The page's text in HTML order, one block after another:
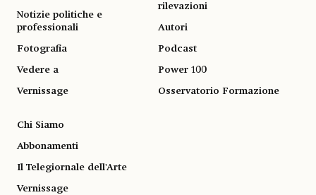
Notizie politiche e
professionali
Fotografia
Vedere a
Vernissage
rilevazioni
Autori
Podcast
Power 100
Osservatorio Formazione
Chi Siamo
Abbonamenti
Il Telegiornale dell'Arte
Vernissage